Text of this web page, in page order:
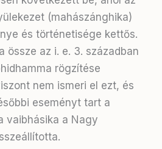
(mahászánghika)
és történetisége kettős.
össze az i. e. 3. században
rögzítése
nem ismeri el ezt, és
eseményt tart a
vaibhásika a Nagy